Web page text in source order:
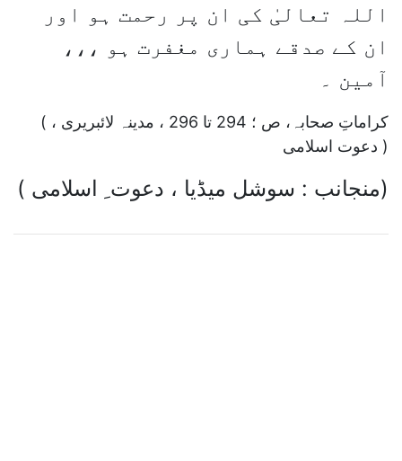
اللہ تعالیٰ کی ان پر رحمت ہو اور
ان کے صدقے ہماری مغفرت ہو ،،،
آمین ۔
( کراماتِ صحابہ، ص ؛ 294 تا 296 ، مدینہ لائبریری ،
دعوت اسلامی )
( منجانب : سوشل میڈیا ، دعوت ِ اسلامی)